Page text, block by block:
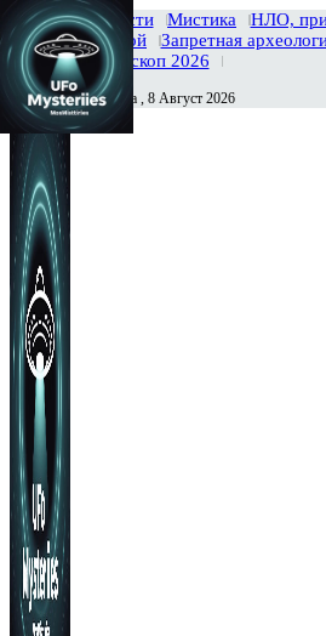
Главная Новости Мистика
НЛО,
Тайны вселенной
Запретная
История
Гороскоп 2026
Сегодня Суббота , 8 Август 2026